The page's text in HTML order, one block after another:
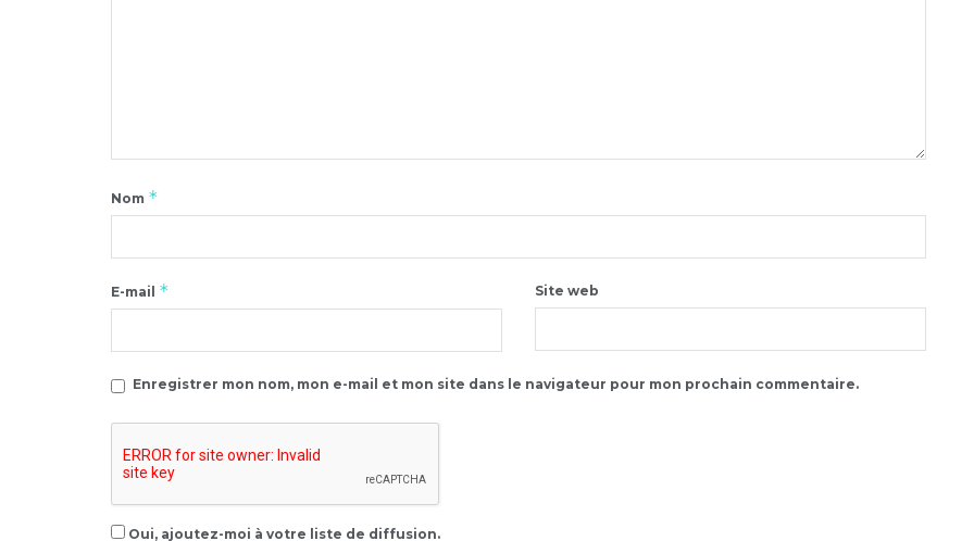
Nom *
E-mail * Site web
Enregistrer mon nom, mon e-mail et mon site dans le navigateur pour mon prochain commentaire.
Oui, ajoutez-moi à votre liste de diffusion.